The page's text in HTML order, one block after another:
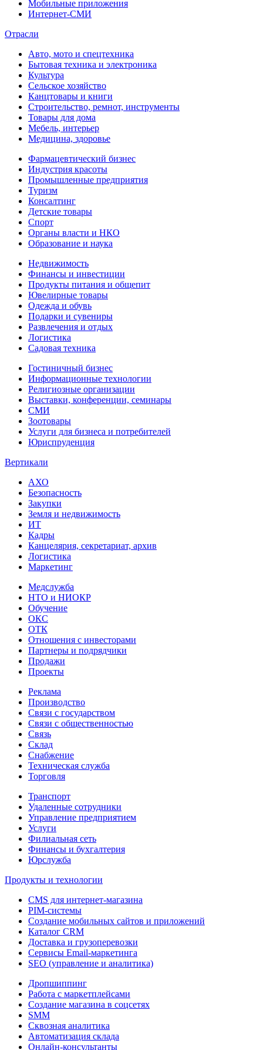
Мобильные приложения
Интернет-СМИ
Отрасли
Авто, мото и спецтехника
Бытовая техника и электроника
Культура
Сельское хозяйство
Канцтовары и книги
Строительство, ремнот, инструменты
Товары для дома
Мебель, интерьер
Медицина, здоровье
Фармацевтический бизнес
Индустрия красоты
Промышленные предприятия
Туризм
Консалтинг
Детские товары
Спорт
Органы власти и НКО
Образование и наука
Недвижимость
Финансы и инвестиции
Продукты питания и общепит
Ювелирные товары
Одежда и обувь
Подарки и сувениры
Развлечения и отдых
Логистика
Садовая техника
Гостиничный бизнес
Информационные технологии
Религиозные организации
Выставки, конференции, семинары
СМИ
Зоотовары
Услуги для бизнеса и потребителей
Юриспруденция
Вертикали
АХО
Безопасность
Закупки
Земля и недвижимость
ИТ
Кадры
Канцелярия, секретариат, архив
Логистика
Маркетинг
Медслужба
НТО и НИОКР
Обучение
ОКС
ОТК
Отношения с инвесторами
Партнеры и подрядчики
Продажи
Проекты
Реклама
Производство
Связи с государством
Связи с общественностью
Связь
Склад
Снабжение
Техническая служба
Торговля
Транспорт
Удаленные сотрудники
Управление предприятием
Услуги
Филиальная сеть
Финансы и бухгалтерия
Юрслужба
Продукты и технологии
CMS для интернет-магазина
PIM-системы
Создание мобильных сайтов и приложений
Каталог CRM
Доставка и грузоперевозки
Сервисы Email-маркетинга
SEO (управление и аналитика)
Дропшиппинг
Работа с маркетплейсами
Создание магазина в соцсетях
SMM
Сквозная аналитика
Автоматизация склада
Онлайн-консультанты